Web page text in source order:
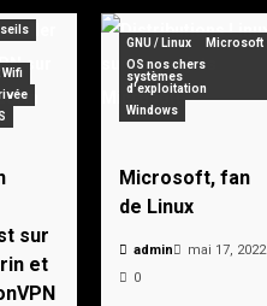
sur
et
GNU / Linux
Microsoft
OS nos chers
systèmes
d'exploitation
Windows
Microsoft, fan
de Linux
admin
mai 17, 2022
0